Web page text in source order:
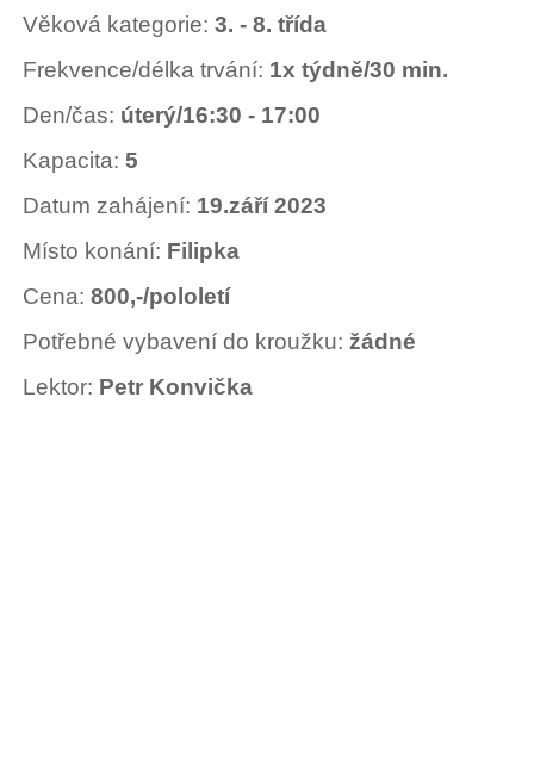
Věková kategorie: 3. - 8. třída
Frekvence/délka trvání: 1x týdně/30 min.
Den/čas: úterý/16:30 - 17:00
Kapacita: 5
Datum zahájení: 19.září 2023
Místo konání: Filipka
Cena: 800,-/pololetí
Potřebné vybavení do kroužku: žádné
Lektor: Petr Konvička